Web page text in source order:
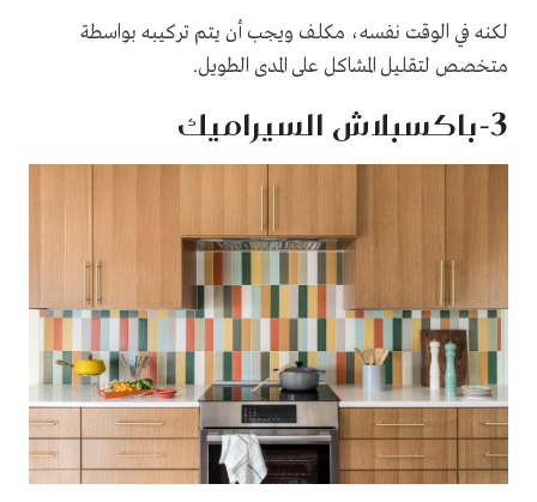
لكنه في الوقت نفسه، مكلف ويجب أن يتم تركيبه بواسطة
متخصص لتقليل المشاكل على المدى الطويل.
3-باكسبلاش السيراميك